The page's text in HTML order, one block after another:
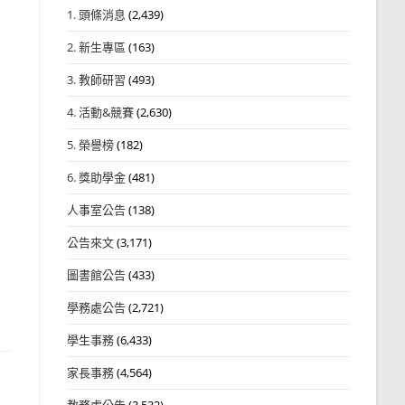
1. 頭條消息 (2,439)
2. 新生專區 (163)
3. 教師研習 (493)
4. 活動&競賽(2,630)
5. 榮譽榜(182)
6. 獎助學金(481)
人事室公告(138)
公告來文(3,171)
圖書館公告(433)
學務處公告(2,721)
學生事務(6,433)
家長事務(4,564)